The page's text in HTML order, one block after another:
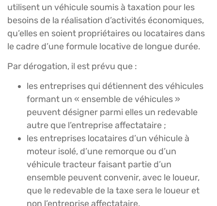
utilisent un véhicule soumis à taxation pour les
besoins de la réalisation d’activités économiques,
qu’elles en soient propriétaires ou locataires dans
le cadre d’une formule locative de longue durée.
Par dérogation, il est prévu que :
les entreprises qui détiennent des véhicules
formant un « ensemble de véhicules »
peuvent désigner parmi elles un redevable
autre que l’entreprise affectataire ;
les entreprises locataires d’un véhicule à
moteur isolé, d’une remorque ou d’un
véhicule tracteur faisant partie d’un
ensemble peuvent convenir, avec le loueur,
que le redevable de la taxe sera le loueur et
non l’entreprise affectataire.